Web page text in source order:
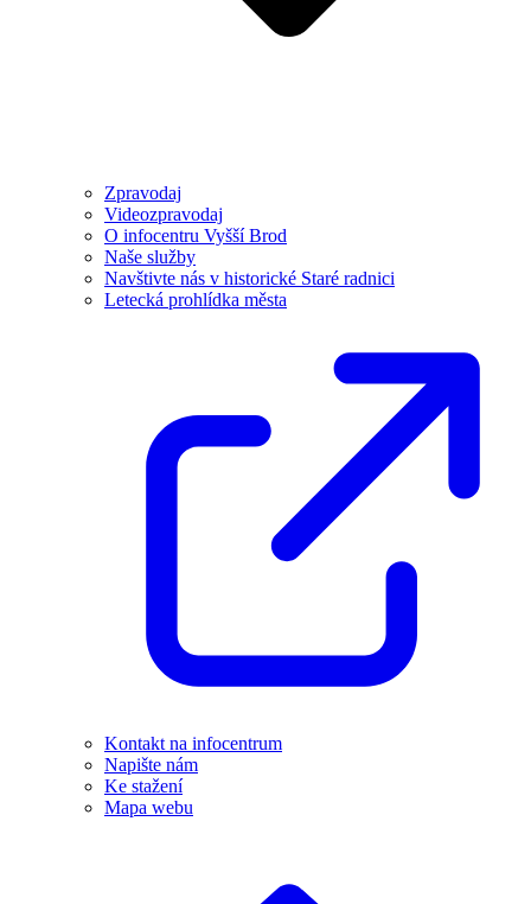
Zpravodaj
Videozpravodaj
O infocentru Vyšší Brod
Naše služby
Navštivte nás v historické Staré radnici
Letecká prohlídka města
Kontakt na infocentrum
Napište nám
Ke stažení
Mapa webu